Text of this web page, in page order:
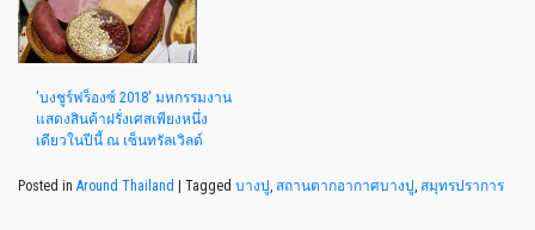
'บงชูร์ฟร็องซ์ 2018' มหกรรมงาน
แสดงสินค้าฝรั่งเศสเพียงหนึ่ง
เดียวในปีนี้ ณ เซ็นทรัลเวิลด์
Posted in Around Thailand | Tagged บางปู สถานตากอากาศบางปู สมุทรปราการ